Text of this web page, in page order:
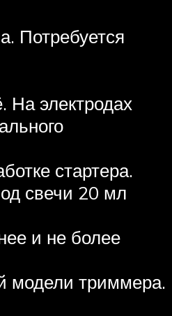
Потребуется
На электродах
стартера.
свечи 20 мл
и не более
модели триммера.